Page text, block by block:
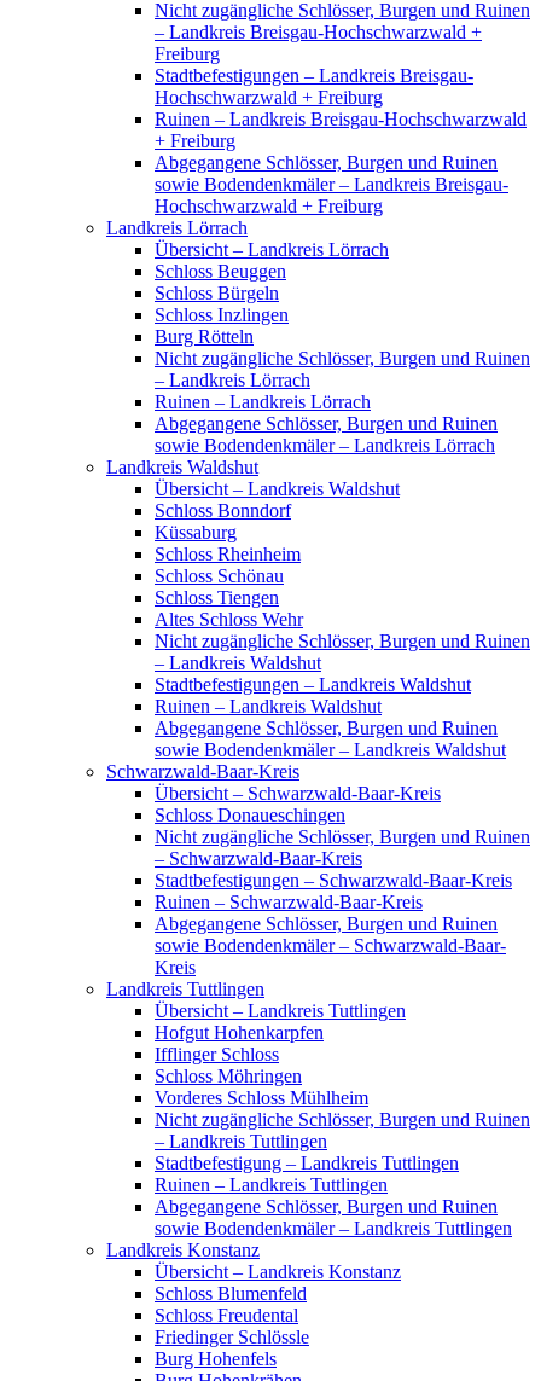
Nicht zugängliche Schlösser, Burgen und Ruinen
– Landkreis Breisgau-Hochschwarzwald +
Freiburg
Stadtbefestigungen – Landkreis Breisgau-
Hochschwarzwald + Freiburg
Ruinen – Landkreis Breisgau-Hochschwarzwald
+ Freiburg
Abgegangene Schlösser, Burgen und Ruinen
sowie Bodendenkmäler – Landkreis Breisgau-
Hochschwarzwald + Freiburg
Landkreis Lörrach
Übersicht – Landkreis Lörrach
Schloss Beuggen
Schloss Bürgeln
Schloss Inzlingen
Burg Rötteln
Nicht zugängliche Schlösser, Burgen und Ruinen
– Landkreis Lörrach
Ruinen – Landkreis Lörrach
Abgegangene Schlösser, Burgen und Ruinen
sowie Bodendenkmäler – Landkreis Lörrach
Landkreis Waldshut
Übersicht – Landkreis Waldshut
Schloss Bonndorf
Küssaburg
Schloss Rheinheim
Schloss Schönau
Schloss Tiengen
Altes Schloss Wehr
Nicht zugängliche Schlösser, Burgen und Ruinen
– Landkreis Waldshut
Stadtbefestigungen – Landkreis Waldshut
Ruinen – Landkreis Waldshut
Abgegangene Schlösser, Burgen und Ruinen
sowie Bodendenkmäler – Landkreis Waldshut
Schwarzwald-Baar-Kreis
Übersicht – Schwarzwald-Baar-Kreis
Schloss Donaueschingen
Nicht zugängliche Schlösser, Burgen und Ruinen
– Schwarzwald-Baar-Kreis
Stadtbefestigungen – Schwarzwald-Baar-Kreis
Ruinen – Schwarzwald-Baar-Kreis
Abgegangene Schlösser, Burgen und Ruinen
sowie Bodendenkmäler – Schwarzwald-Baar-
Kreis
Landkreis Tuttlingen
Übersicht – Landkreis Tuttlingen
Hofgut Hohenkarpfen
Ifflinger Schloss
Schloss Möhringen
Vorderes Schloss Mühlheim
Nicht zugängliche Schlösser, Burgen und Ruinen
– Landkreis Tuttlingen
Stadtbefestigung – Landkreis Tuttlingen
Ruinen – Landkreis Tuttlingen
Abgegangene Schlösser, Burgen und Ruinen
sowie Bodendenkmäler – Landkreis Tuttlingen
Landkreis Konstanz
Übersicht – Landkreis Konstanz
Schloss Blumenfeld
Schloss Freudental
Friedinger Schlössle
Burg Hohenfels